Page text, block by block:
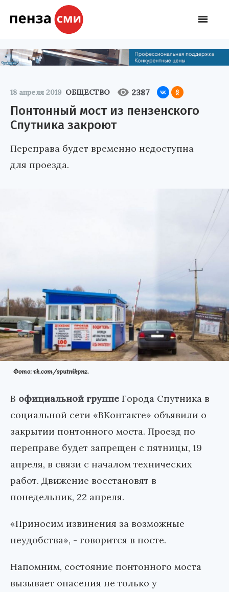
18 апреля 2019 ОБЩЕСТВО 2387
Понтонный мост из пензенского
Спутника закроют
Переправа будет временно недоступна
для проезда.
Фото: vk.com/sputnikpnz.
В официальной группе Города Спутника в
социальной сети «ВКонтакте» объявили о
закрытии понтонного моста. Проезд по
переправе будет запрещен с пятницы, 19
апреля, в связи с началом технических
работ. Движение восстановят в
понедельник, 22 апреля.
«Приносим извинения за возможные
неудобства», - говорится в посте.
Напомним, состояние понтонного моста
вызывает опасения не только у